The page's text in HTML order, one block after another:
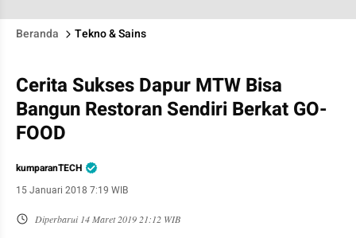
Beranda Tekno & Sains
Cerita Sukses Dapur MTW Bisa
Bangun Restoran Sendiri Berkat GO-
FOOD
kumparanTECH
15 Januari 2018 7:19 WIB
Diperbarui 14 Maret 2019 21:12 WIB